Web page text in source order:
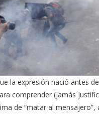
la expresión nació antes
comprender (jamás
de “matar al mensajero”,